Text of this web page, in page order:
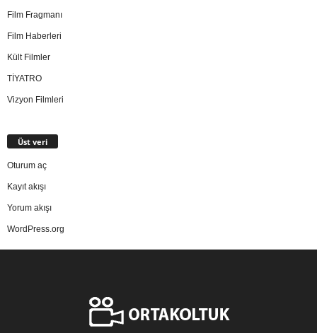
Film Fragmanı
Film Haberleri
Kült Filmler
TİYATRO
Vizyon Filmleri
Üst veri
Oturum aç
Kayıt akışı
Yorum akışı
WordPress.org